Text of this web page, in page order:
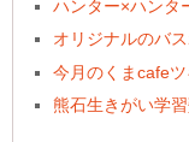
ハンター×ハンタ
オリジナルのバ
今月のくまcafe
熊石生きがい学